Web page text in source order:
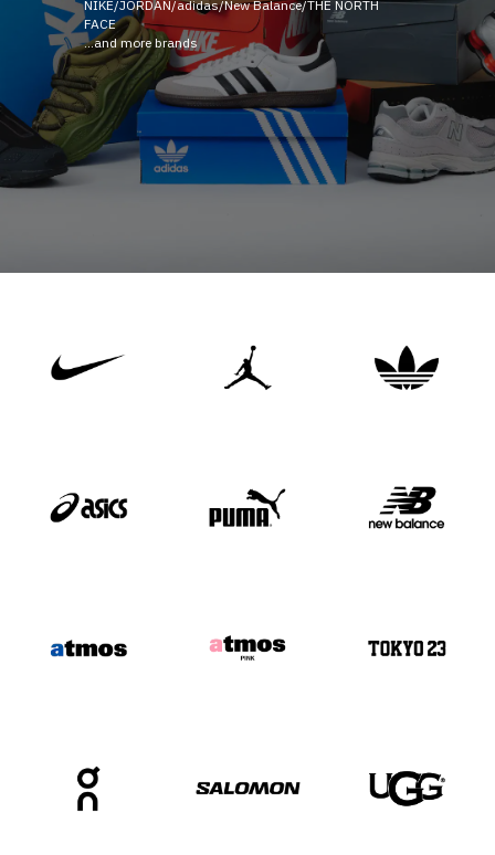
NIKE/JORDAN/adidas/New Balance/THE NORTH
FACE
...and more brands